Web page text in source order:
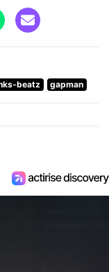
beatz gapman